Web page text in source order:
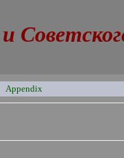
Appendix